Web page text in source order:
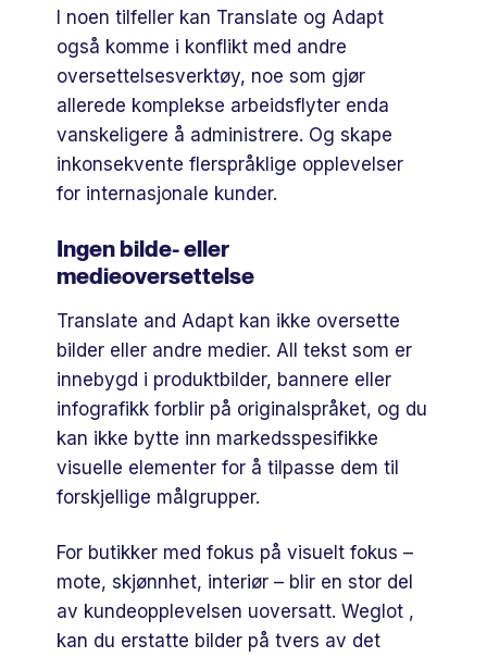
I noen tilfeller kan Translate og Adapt
også komme i konflikt med andre
oversettelsesverktøy, noe som gjør
allerede komplekse arbeidsflyter enda
vanskeligere å administrere. Og skape
inkonsekvente flerspråklige opplevelser
for internasjonale kunder.
Ingen bilde- eller
medieoversettelse
Translate and Adapt kan ikke oversette
bilder eller andre medier. All tekst som er
innebygd i produktbilder, bannere eller
infografikk forblir på originalspråket, og du
kan ikke bytte inn markedsspesifikke
visuelle elementer for å tilpasse dem til
forskjellige målgrupper.
For butikker med fokus på visuelt fokus –
mote, skjønnhet, interiør – blir en stor del
av kundeopplevelsen uoversatt. Weglot ,
kan du erstatte bilder på tvers av det